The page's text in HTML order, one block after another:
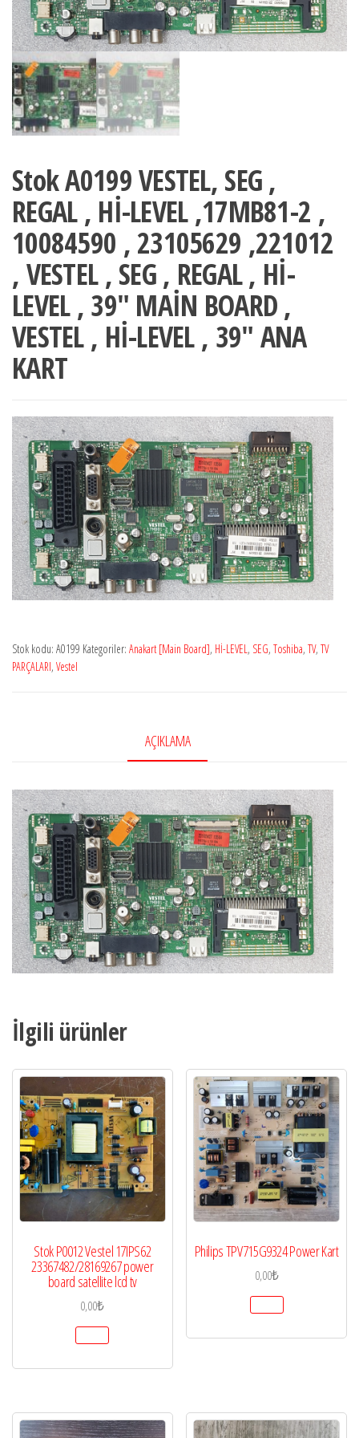
Stok A0199 VESTEL, SEG ,
REGAL , Hİ-LEVEL ,17MB81-2 ,
10084590 , 23105629 ,221012
, VESTEL , SEG , REGAL , Hİ-
LEVEL , 39″ MAİN BOARD ,
VESTEL , Hİ-LEVEL , 39″ ANA
KART
Stok kodu: A0199 Kategoriler: Anakart [Main Board], Hİ-LEVEL, SEG, Toshiba, TV, TV
PARÇALARI, Vestel
AÇIKLAMA
İlgili ürünler
Stok P0012 Vestel 17IPS62
23367482/28169267 power
board satellite lcd tv
0,00₺
Philips TPV715G9324 Power Kart
0,00₺